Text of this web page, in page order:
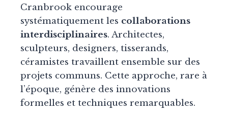
Cranbrook encourage
systématiquement les collaborations
interdisciplinaires. Architectes,
sculpteurs, designers, tisserands,
céramistes travaillent ensemble sur des
projets communs. Cette approche, rare à
l’époque, génère des innovations
formelles et techniques remarquables.